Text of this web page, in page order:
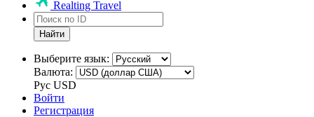
Realting Travel
Найти
Выберите язык:
Валюта:
Рус USD
Войти
Регистрация